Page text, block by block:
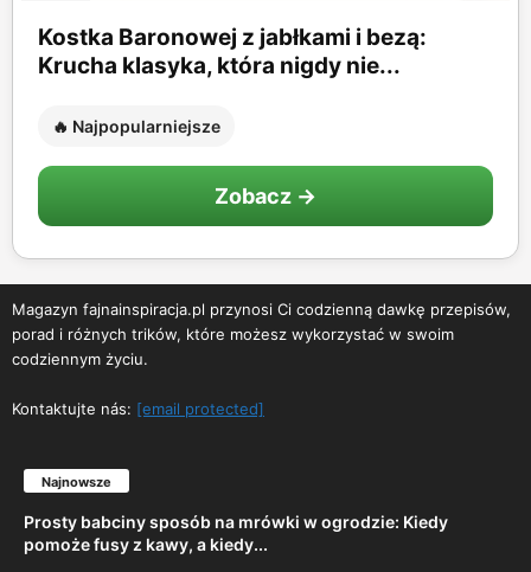
Kostka Baronowej z jabłkami i bezą:
Krucha klasyka, która nigdy nie...
🔥 Najpopularniejsze
Zobacz →
Magazyn fajnainspiracja.pl przynosi Ci codzienną dawkę przepisów,
porad i różnych trików, które możesz wykorzystać w swoim
codziennym życiu.
Kontaktujte nás: [email protected]
Najnowsze
Prosty babciny sposób na mrówki w ogrodzie: Kiedy
pomoże fusy z kawy, a kiedy...